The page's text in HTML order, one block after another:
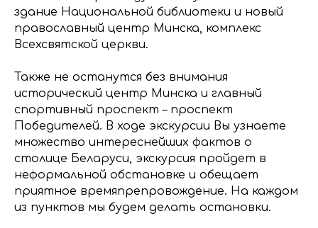
здание Национальной библиотеки и новый
православный центр Минска, комплекс
Всехсвятской церкви.
Также не останутся без внимания
исторический центр Минска и главный
спортивный проспект – проспект
Победителей. В ходе экскурсии Вы узнаете
множество интереснейших фактов о
столице Беларуси, экскурсия пройдет в
неформальной обстановке и обещает
приятное времяпрепровождение. На каждом
из пунктов мы будем делать остановки.